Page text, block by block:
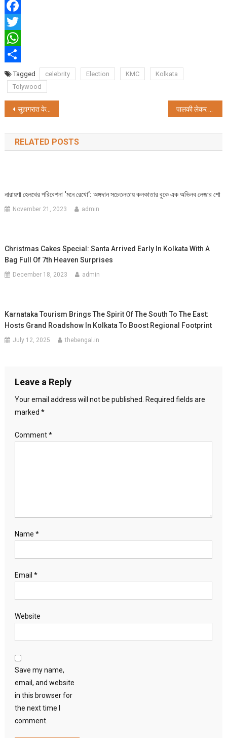
Facebook
Twitter
WhatsApp
ShareTagged celebrity Election KMC
Kolkata
Tolywood
Post
navigation
सुहागरात के अगले दिन ही दुल्हे का फंदे से लटकता शव बरामद
RELATED POSTS
নারায়ণা হেলথের পরিবেশনা ‘মনে রেখো’: অঙ্গদান সচেতনতায় কলকাতার বুকে এক অভিনব লেজার শো
November 21, 2023 admin
Christmas Cakes Special: Santa Arrived Early In Kolkata With A
Bag Full Of 7th Heaven Surprises
December 18, 2023 admin
Karnataka Tourism Brings The Spirit Of The South To The East:
Hosts Grand Roadshow In Kolkata To Boost Regional Footprint
July 12, 2025 thebengal.in
Leave a Reply
Your email address will not be published.
Required fields are
marked *
Comment*
Name *
Email *
Website
Save my name,
email, and website
in this browser for
the next time I
comment.